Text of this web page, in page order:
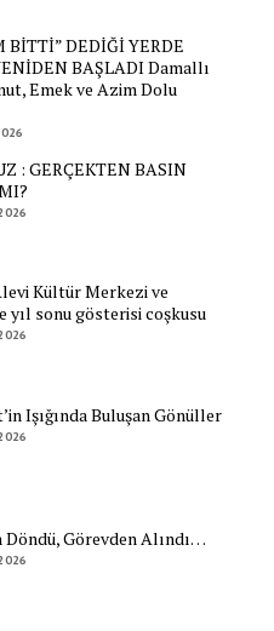
BİTTİ” DEDİĞİ YERDE
BAŞLADI Damallı
Emek ve Azim Dolu
: GERÇEKTEN BASIN
Kültür Merkezi ve
yıl sonu gösterisi coşkusu
Işığında Buluşan Gönüller
Döndü, Görevden Alındı…